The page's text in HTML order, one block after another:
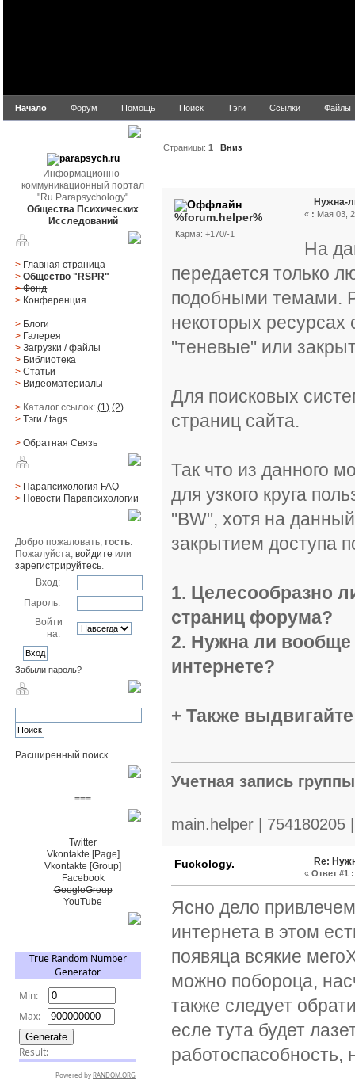
Начало Форум Помощь Поиск Тэги Ссылки Файлы
Информационно-
коммуникационный портал
"Ru.Parapsychology"
Общества Психических
Исследований
> Главная страница
> Общество "RSPR"
> Фонд
> Конференция
> Блоги
> Галерея
> Загрузки/файлы
> Библиотека
> Статьи
> Видеоматериалы
> Каталог ссылок:(1) (2)
> Тэги/ tags
> Обратная Cвязь
> Парапсихология FAQ
> Новости Парапсихологии
Добро пожаловать,гость.
Пожалуйста,войдите или
зарегистрируйтесь.
Вход:
Пароль:
Войти
на:
Забыли пароль?
Расширенный поиск
===
Twitter
Vkontakte [Page]
Vkontakte [Group]
Facebook
GoogleGroup
YouTube
Страницы:1 Вниз
%forum.helper%
Карма: +170/-1
Нужна-
« : Мая 03,
На
передается только
подобными темами.
некоторых
"теневые" или
Для поисковых
страниц сайта.
Так что из данного
для узкого круга
"BW", хотя на
закрытием доступа
1. Целесообразно
страниц форума?
2. Нужна ли вообще
интернете?
+ Также
Учетная запись
main.helper |
Fuckology. Re:
« Ответ #1 :
Ясно дело
интернета в этом
появяца всякие
можно побороца,
также следует
есле тута будет
работоспасобность,